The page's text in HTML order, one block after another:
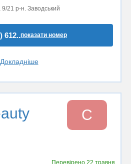
9/21 р-н. Заводський
612..показати номер
Докладніше
C
Перевірено22 травня